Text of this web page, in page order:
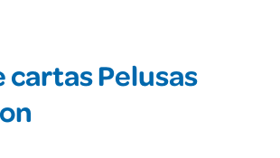
cartas Pelusas